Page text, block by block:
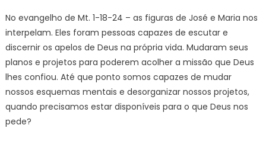
No evangelho de Mt. 1-18-24 – as figuras de José e Maria nos
interpelam. Eles foram pessoas capazes de escutar e
discernir os apelos de Deus na própria vida. Mudaram seus
planos e projetos para poderem acolher a missão que Deus
lhes confiou. Até que ponto somos capazes de mudar
nossos esquemas mentais e desorganizar nossos projetos,
quando precisamos estar disponíveis para o que Deus nos
pede?